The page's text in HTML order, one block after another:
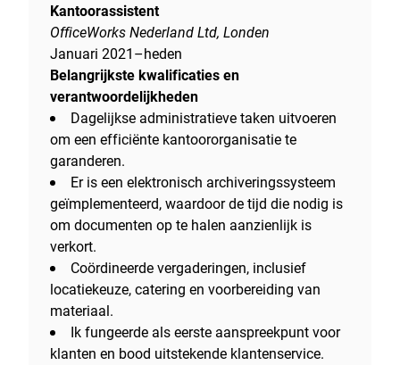
Kantoorassistent
OfficeWorks Nederland Ltd, Londen
Januari 2021–heden
Belangrijkste kwalificaties en
verantwoordelijkheden
Dagelijkse administratieve taken uitvoeren
om een efficiënte kantoororganisatie te
garanderen.
Er is een elektronisch archiveringssysteem
geïmplementeerd, waardoor de tijd die nodig is
om documenten op te halen aanzienlijk is
verkort.
Coördineerde vergaderingen, inclusief
locatiekeuze, catering en voorbereiding van
materiaal.
Ik fungeerde als eerste aanspreekpunt voor
klanten en bood uitstekende klantenservice.